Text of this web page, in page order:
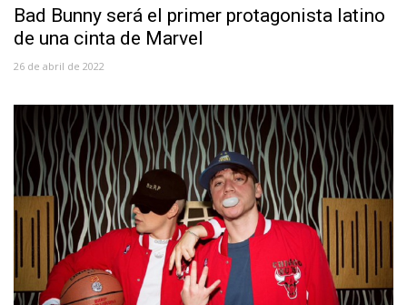
Bad Bunny será el primer protagonista latino
de una cinta de Marvel
26 de abril de 2022